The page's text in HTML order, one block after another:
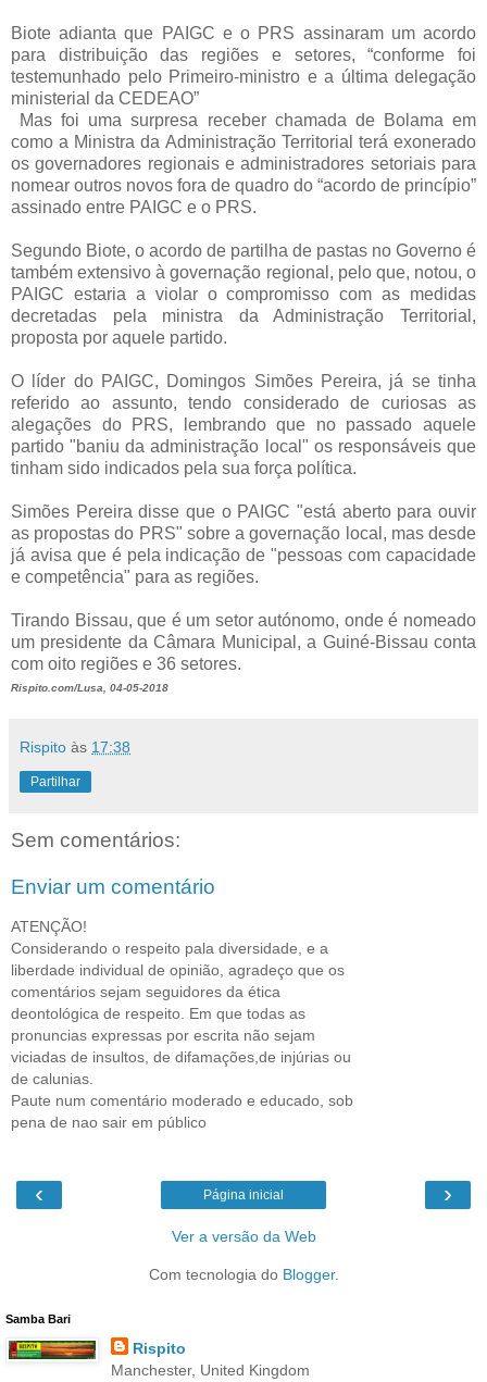
Biote adianta que PAIGC e o PRS assinaram um acordo
para distribuição das regiões e setores, “conforme foi
testemunhado pelo Primeiro-ministro e a última delegação
ministerial da CEDEAO”
Mas foi uma surpresa receber chamada de Bolama em
como a Ministra da Administração Territorial terá exonerado
os governadores regionais e administradores setoriais para
nomear outros novos fora de quadro do “acordo de princípio”
assinado entre PAIGC e o PRS.
Segundo Biote, o acordo de partilha de pastas no Governo é
também extensivo à governação regional, pelo que, notou, o
PAIGC estaria a violar o compromisso com as medidas
decretadas pela ministra da Administração Territorial,
proposta por aquele partido.
O líder do PAIGC, Domingos Simões Pereira, já se tinha
referido ao assunto, tendo considerado de curiosas as
alegações do PRS, lembrando que no passado aquele
partido "baniu da administração local" os responsáveis que
tinham sido indicados pela sua força política.
Simões Pereira disse que o PAIGC "está aberto para ouvir
as propostas do PRS" sobre a governação local, mas desde
já avisa que é pela indicação de "pessoas com capacidade
e competência" para as regiões.
Tirando Bissau, que é um setor autónomo, onde é nomeado
um presidente da Câmara Municipal, a Guiné-Bissau conta
com oito regiões e 36 setores.
Rispito.com/Lusa, 04-05-2018
Rispito às 17:38
Partilhar
Sem comentários:
Enviar um comentário
ATENÇÃO!
Considerando o respeito pala diversidade, e a
liberdade individual de opinião, agradeço que os
comentários sejam seguidores da ética
deontológica de respeito. Em que todas as
pronuncias expressas por escrita não sejam
viciadas de insultos, de difamações,de injúrias ou
de calunias.
Paute num comentário moderado e educado, sob
pena de nao sair em público
‹ ›
Página inicial
Ver a versão da Web
Com tecnologia do Blogger.
Samba Bari
Rispito
Manchester, United Kingdom